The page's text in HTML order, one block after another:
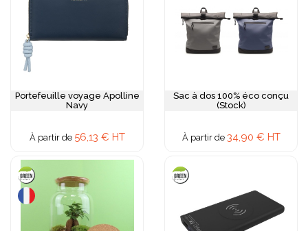
Portefeuille voyage Apolline
Navy
À partir de 56,13 € HT
Sac à dos 100% éco conçu
(Stock)
À partir de 34,90 € HT